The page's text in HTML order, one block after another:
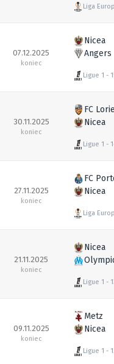
Liga
07.12.2025
koniec
Nicea
Angers
Ligue 1
30.11.2025
koniec
FC
Nicea
Ligue 1
27.11.2025
koniec
FC
Nicea
Liga
21.11.2025
koniec
Nicea
Ligue 1
09.11.2025
koniec
Metz
Nicea
Ligue 1